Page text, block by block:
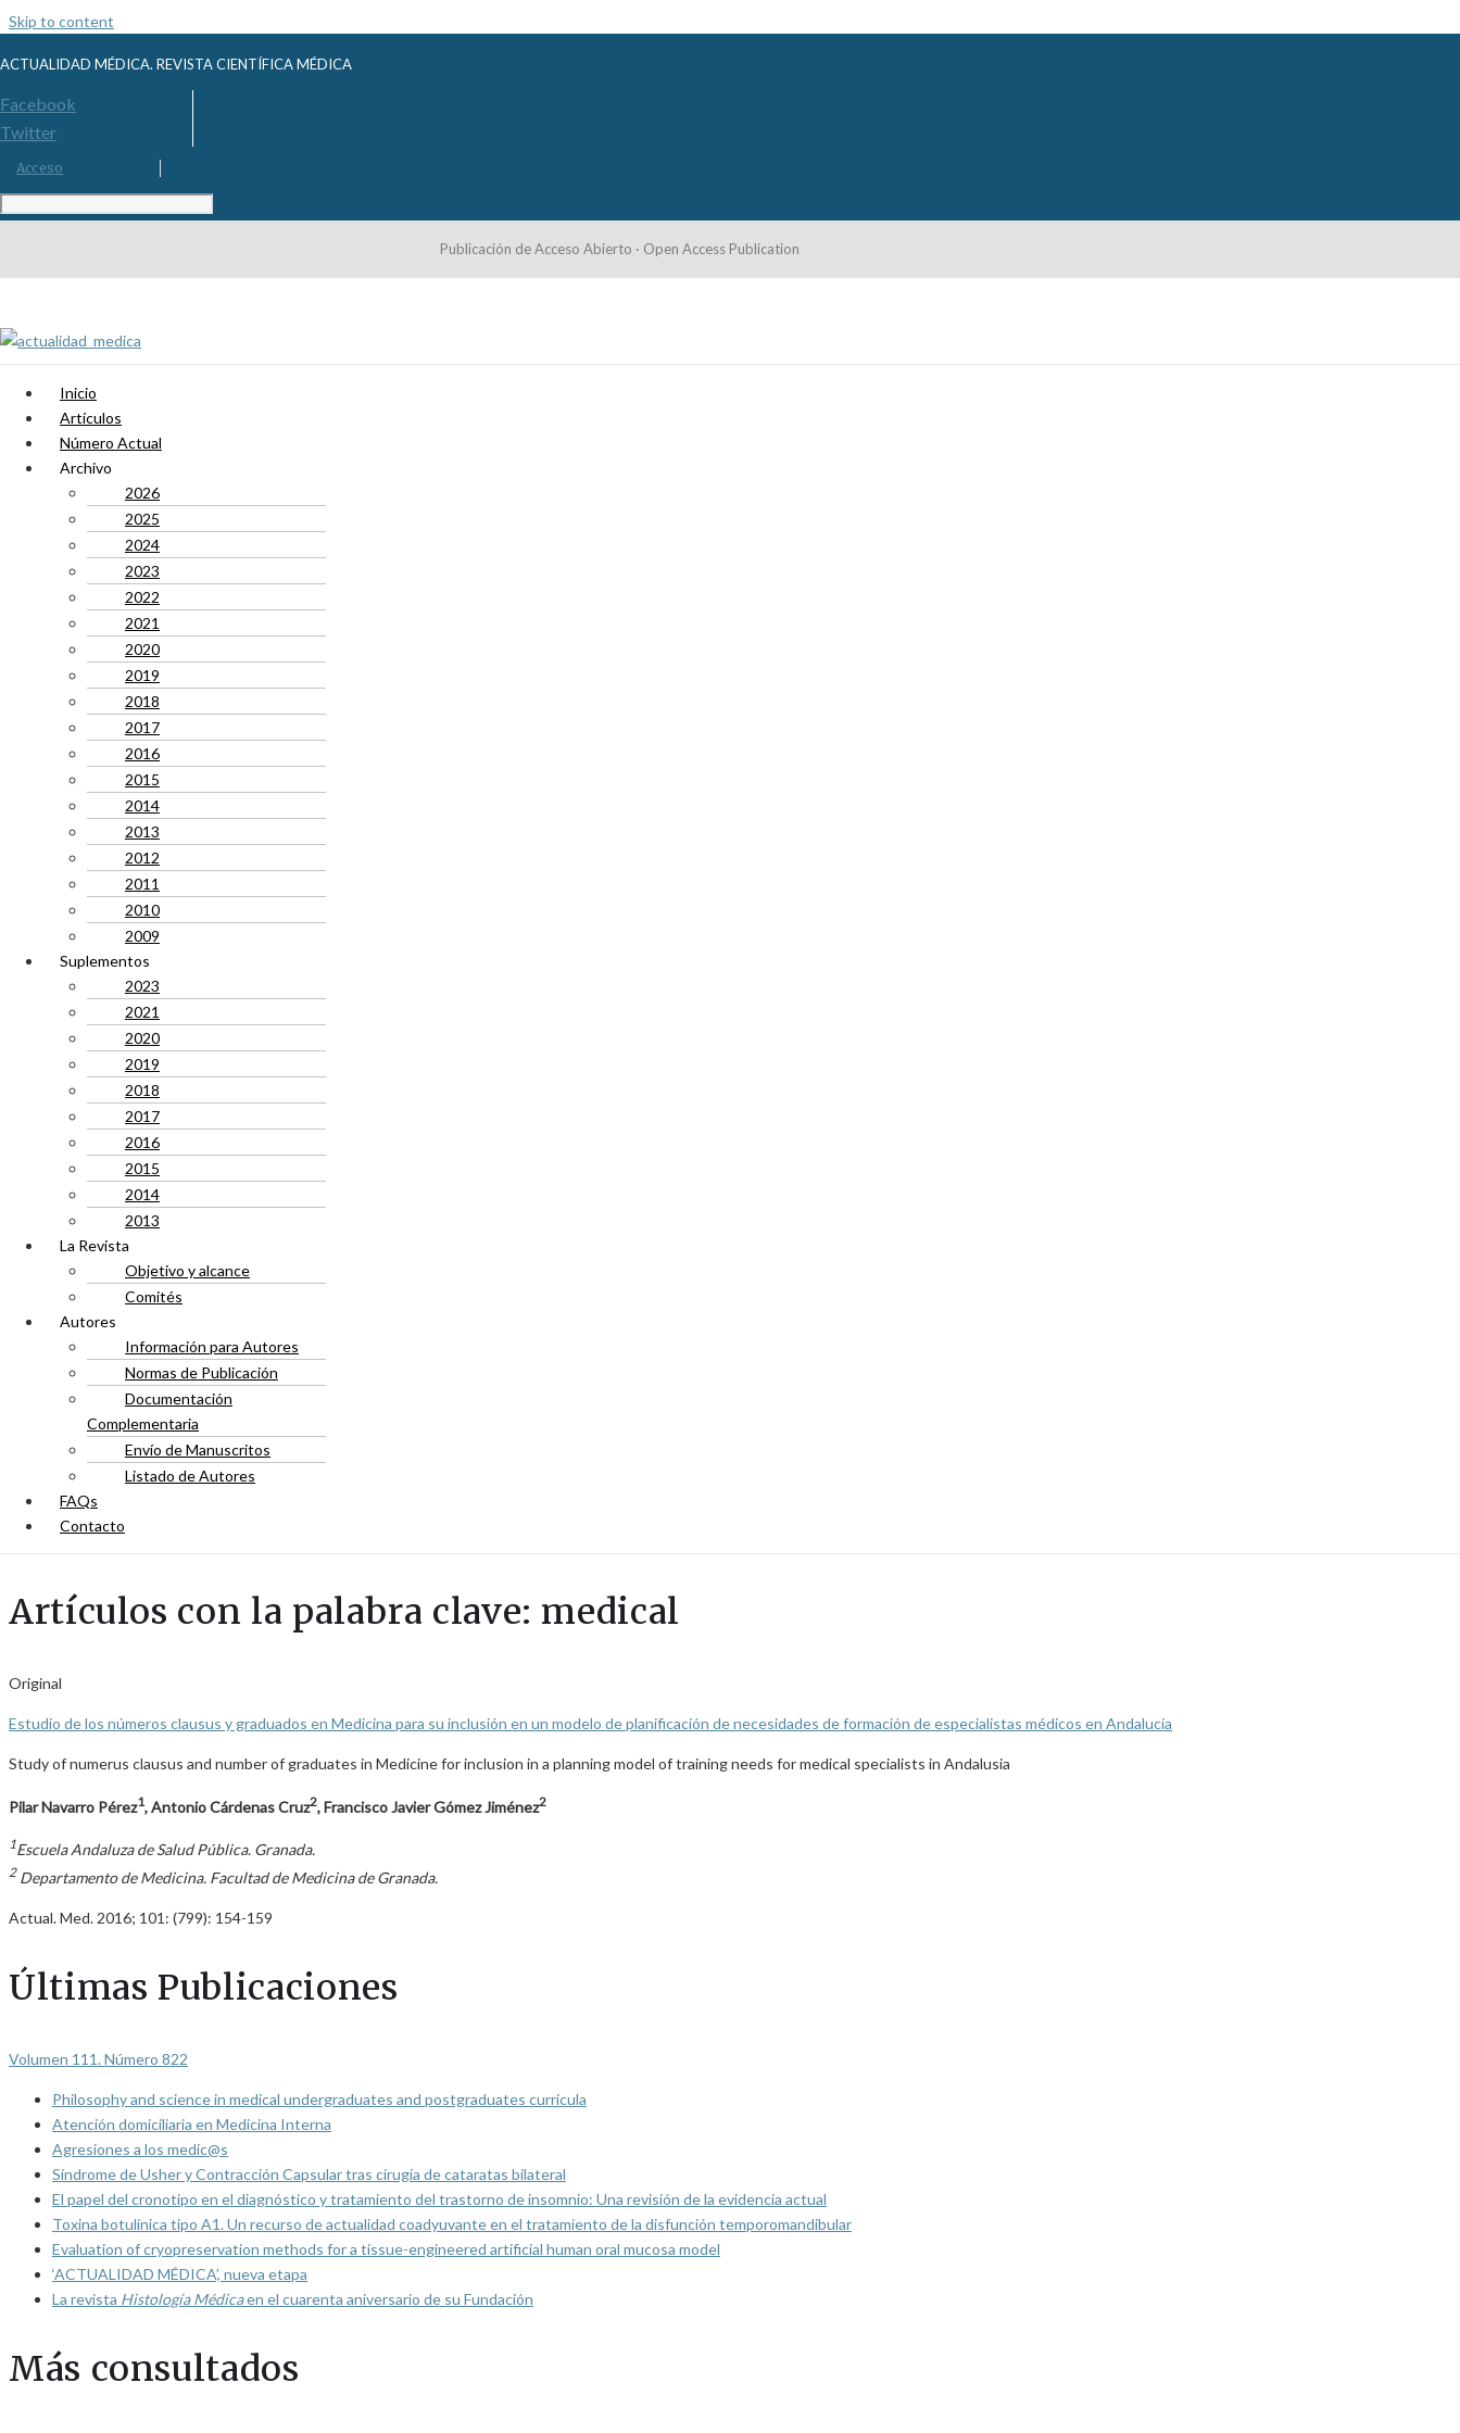
Skip to content
ACTUALIDAD MÉDICA. REVISTA CIENTÍFICA MÉDICA
Facebook
Twitter
Acceso
Publicación de Acceso Abierto · Open Access Publication
Inicio
Artículos
Número Actual
Archivo
2026
2025
2024
2023
2022
2021
2020
2019
2018
2017
2016
2015
2014
2013
2012
2011
2010
2009
Suplementos
2023
2021
2020
2019
2018
2017
2016
2015
2014
2013
La Revista
Objetivo y alcance
Comités
Autores
Información para Autores
Normas de Publicación
Documentación
Complementaria
Envío de Manuscritos
Listado de Autores
FAQs
Contacto
Artículos con la palabra clave: medical
Original
Estudio de los números clausus y graduados en Medicina para su inclusión en un modelo de planificación de necesidades de formación de especialistas médicos en Andalucía
Study of numerus clausus and number of graduates in Medicine for inclusion in a planning model of training needs for medical specialists in Andalusia
Pilar Navarro Pérez1, Antonio Cárdenas Cruz2, Francisco Javier Gómez Jiménez2
1Escuela Andaluza de Salud Pública. Granada.
2Departamento de Medicina. Facultad de Medicina de Granada.
Actual. Med. 2016; 101: (799): 154-159
Últimas Publicaciones
Volumen 111. Número 822
Philosophy and science in medical undergraduates and postgraduates curricula
Atención domiciliaria en Medicina Interna
Agresiones a los medic@s
Síndrome de Usher y Contracción Capsular tras cirugía de cataratas bilateral
El papel del cronotipo en el diagnóstico y tratamiento del trastorno de insomnio: Una revisión de la evidencia actual
Toxina botulínica tipo A1. Un recurso de actualidad coadyuvante en el tratamiento de la disfunción temporomandibular
Evaluation of cryopreservation methods for a tissue-engineered artificial human oral mucosa model
‘ACTUALIDAD MÉDICA’, nueva etapa
La revista Histología Médicaen el cuarenta aniversario de su Fundación
Más consultados